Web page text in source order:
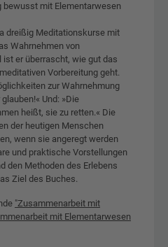
mit Elementarwesen
dreißig Meditationskurse mit
Wahrnehmen von
er überrascht, wie gut das
Vorbereitung geht.
zur Wahrnehmung
Und: »Die
heißt, sie zu retten.« Die
der heutigen Menschen
wenn sie angeregt werden
und praktische Vorstellungen
den Methoden des Erlebens
Ziel des Buches.
"Zusammenarbeit mit
mit Elementarwesen